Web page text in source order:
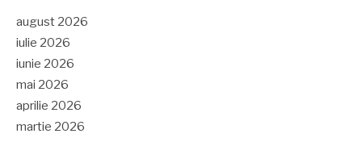
august 2026
iulie 2026
iunie 2026
mai 2026
aprilie 2026
martie 2026